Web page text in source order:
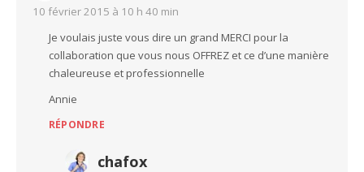
10 février 2015 à 10 h 40 min
Je voulais juste vous dire un grand MERCI pour la
collaboration que vous nous OFFREZ et ce d’une manière
chaleureuse et professionnelle
Annie
RÉPONDRE
chafox